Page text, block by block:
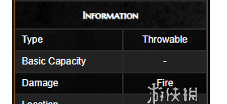
建
站
知